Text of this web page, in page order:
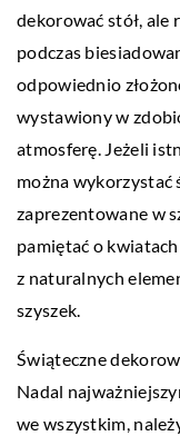
dekorować stół,
podczas
odpowiednio
wystawiony w
atmosferę. Jeżeli
można wykorzystać
zaprezentowane w
pamiętać o
z naturalnych
szyszek.
Świąteczne
Nadal
we wszystkim,